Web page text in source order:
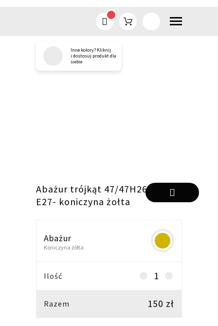
Inne kolory? Kliknij
i dostosuj produkt dla
siebie
Abażur trójkąt 47/47H26
E27- koniczyna żołta
Abażur
Koniczyna żółta
Ilość
Abażur
47/47H26
Razem 150 zł